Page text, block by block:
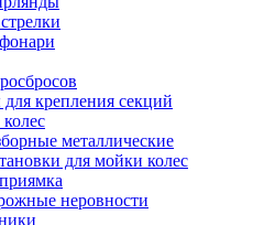
крепления секций
металлические
для мойки колес
неровности